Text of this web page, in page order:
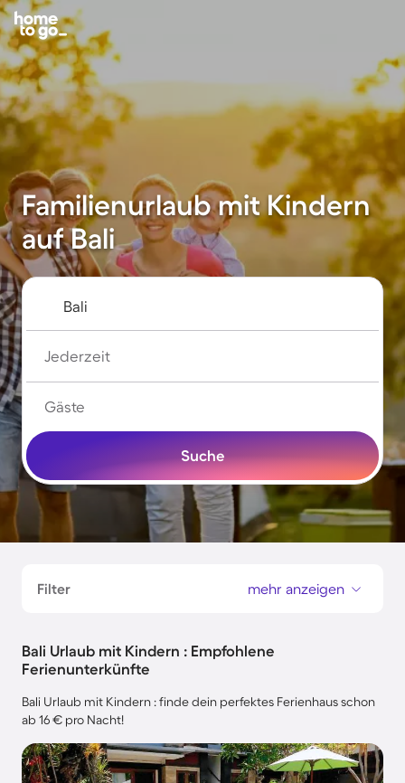
Familienurlaub mit Kindern
auf Bali
Jederzeit
Gäste
Suche
Filter mehr anzeigen
Bali Urlaub mit Kindern : Empfohlene
Ferienunterkünfte
Bali Urlaub mit Kindern : finde dein perfektes Ferienhaus schon
ab 16 € pro Nacht!